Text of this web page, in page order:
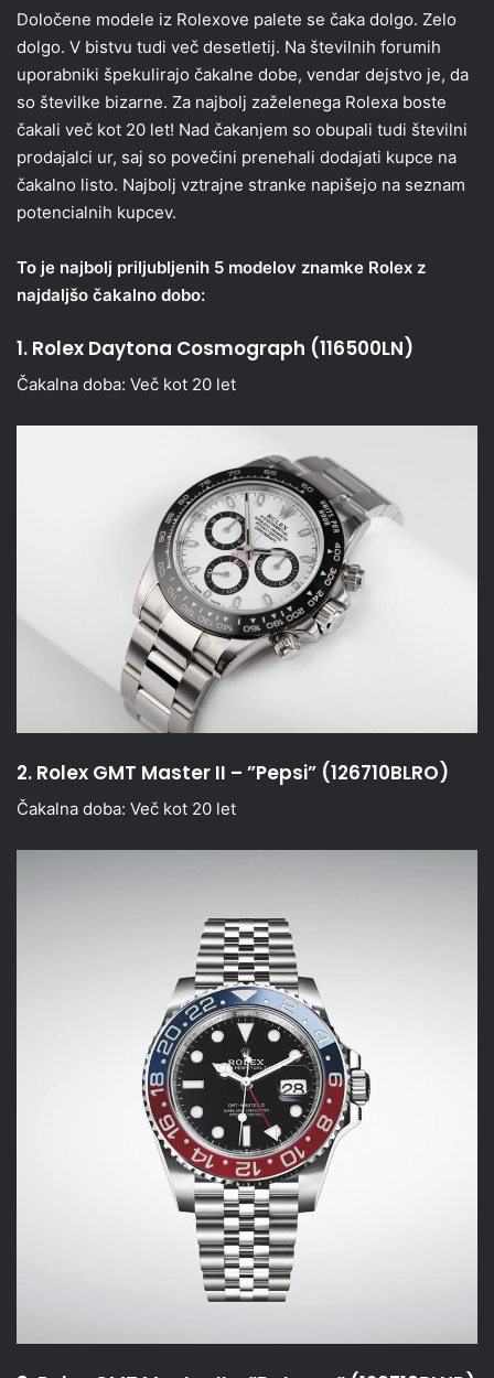
Določene modele iz Rolexove palete se čaka dolgo. Zelo
dolgo. V bistvu tudi več desetletij. Na številnih forumih
uporabniki špekulirajo čakalne dobe, vendar dejstvo je, da
so številke bizarne. Za najbolj zaželenega Rolexa boste
čakali več kot 20 let! Nad čakanjem so obupali tudi številni
prodajalci ur, saj so povečini prenehali dodajati kupce na
čakalno listo. Najbolj vztrajne stranke napišejo na seznam
potencialnih kupcev.
To je najbolj priljubljenih 5 modelov znamke Rolex z
najdaljšo čakalno dobo:
1. Rolex Daytona Cosmograph (116500LN)
Čakalna doba: Več kot 20 let
2. Rolex GMT Master II – ”Pepsi” (126710BLRO)
Čakalna doba: Več kot 20 let